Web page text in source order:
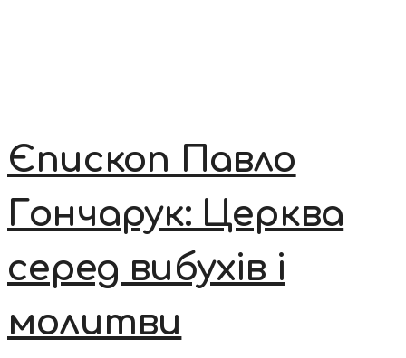
Єпископ Павло
Гончарук: Церква
серед вибухів і
молитви